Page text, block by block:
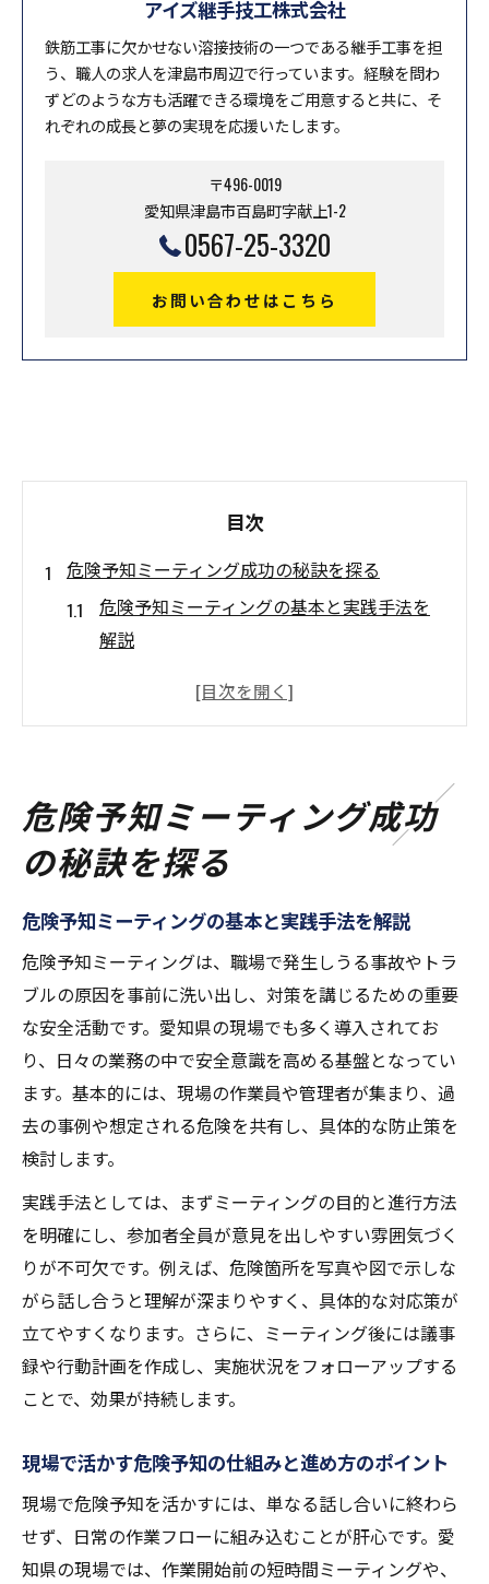
アイズ継手技工株式会社
鉄筋工事に欠かせない溶接技術の一つである継手工事を担
う、職人の求人を津島市周辺で行っています。経験を問わ
ずどのような方も活躍できる環境をご用意すると共に、そ
れぞれの成長と夢の実現を応援いたします。
〒496-0019
愛知県津島市百島町字献上1-2
0567-25-3320
お問い合わせはこちら
目次
危険予知ミーティング成功の秘訣を探る
危険予知ミーティングの基本と実践手法を
解説
現場で活かす危険予知の仕組みと進め方の
危険予知訓練と危険予知活動の違いを正し
く理解する
職場全体で取り組む危険予知ミーティング
の工夫とは
交通KYT活用で現場安全を高める方法
交通KYTとは何か危険予知の視点で考える
危険予知を活かした交通KYT事例の実践法
現場で役立つ交通KYTイラストの活用方法
交通KYTネタを用いた危険予知ミーティング
の工夫
危険予知訓練で高まる交通安全意識のポイ
ント
トラック運転時の危険予知事例に学ぶ工夫
危険予知で考えるトラック運転時の具体事
例
トラック危険予知トレーニング例題の効果
的な使い方
す成果
模範解答を活用したトラックKYTの進め方
現場の声を反映した危険予知事例の共有方
法
危険予知ミーティング成功
の秘訣を探る
危険予知ミーティングの基本と実践手法を解説
危険予知ミーティングは、職場で発生しうる事故やトラ
ブルの原因を事前に洗い出し、対策を講じるための重要
な安全活動です。愛知県の現場でも多く導入されてお
り、日々の業務の中で安全意識を高める基盤となってい
ます。基本的には、現場の作業員や管理者が集まり、過
去の事例や想定される危険を共有し、具体的な防止策を
検討します。
実践手法としては、まずミーティングの目的と進行方法
を明確にし、参加者全員が意見を出しやすい雰囲気づく
りが不可欠です。例えば、危険箇所を写真や図で示しな
がら話し合うと理解が深まりやすく、具体的な対応策が
立てやすくなります。さらに、ミーティング後には議事
録や行動計画を作成し、実施状況をフォローアップする
ことで、効果が持続します。
現場で活かす危険予知の仕組みと進め方のポイント
現場で危険予知を活かすには、単なる話し合いに終わら
せず、日常の作業フローに組み込むことが肝心です。愛
知県の現場では、作業開始前の短時間ミーティングや、